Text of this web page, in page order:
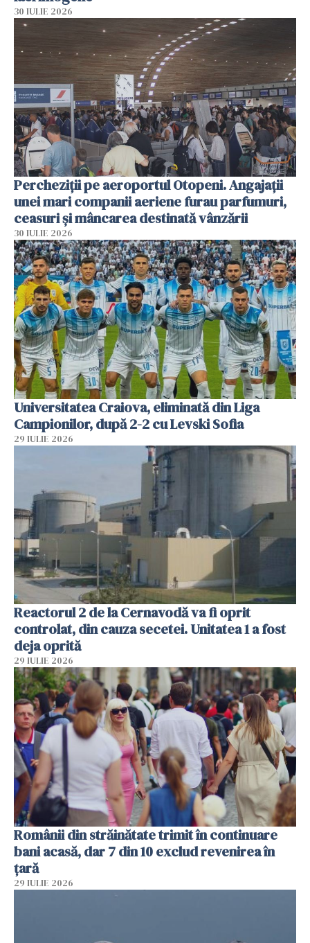
30 IULIE 2026
Percheziții pe aeroportul Otopeni. Angajații
unei mari companii aeriene furau parfumuri,
ceasuri și mâncarea destinată vânzării
30 IULIE 2026
Universitatea Craiova, eliminată din Liga
Campionilor, după 2-2 cu Levski Sofia
29 IULIE 2026
Reactorul 2 de la Cernavodă va fi oprit
controlat, din cauza secetei. Unitatea 1 a fost
deja oprită
29 IULIE 2026
Românii din străinătate trimit în continuare
bani acasă, dar 7 din 10 exclud revenirea în
țară
29 IULIE 2026